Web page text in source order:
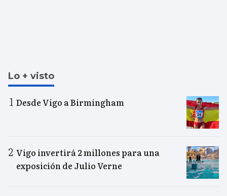
Lo + visto
Desde Vigo a Birmingham
Vigo invertirá 2 millones para una
exposición de Julio Verne